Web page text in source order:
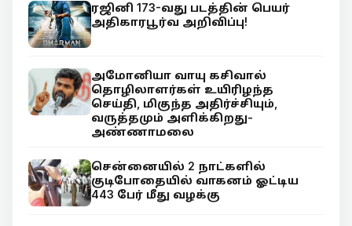
ரஜினி 173-வது படத்தின் பெயர்
அதிகாரபூர்வ அறிவிப்பு!
அமோனியா வாயு கசிவால்
தொழிலாளர்கள் உயிரிழந்த
செய்தி, மிகுந்த அதிர்ச்சியும்,
வருத்தமும் அளிக்கிறது-
அண்ணாமலை
சென்னையில் 2 நாட்களில்
குடிபோதையில் வாகனம் ஓட்டிய
443 பேர் மீது வழக்கு